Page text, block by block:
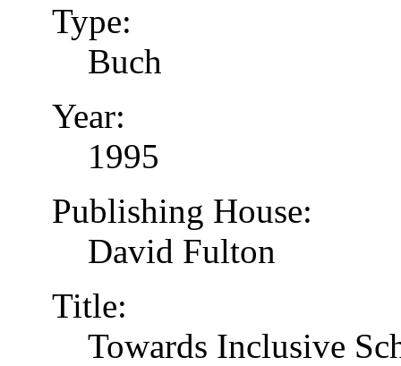
Type:
Buch
Year:
1995
Publishing House:
David Fulton
Title:
Towards Inclusive